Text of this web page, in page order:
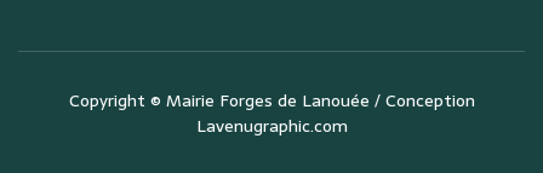
Copyright © Mairie Forges de Lanouée / Conception
Lavenugraphic.com